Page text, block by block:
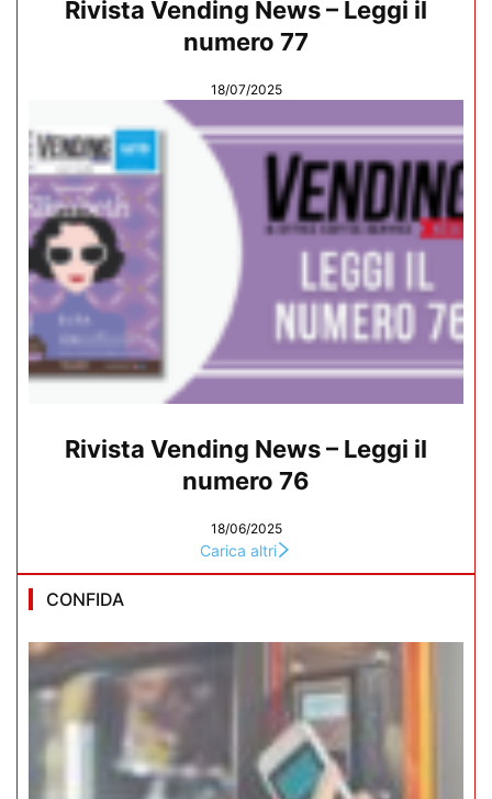
Rivista Vending News – Leggi il
numero 77
18/07/2025
Rivista Vending News – Leggi il
numero 76
18/06/2025
Carica altri
CONFIDA